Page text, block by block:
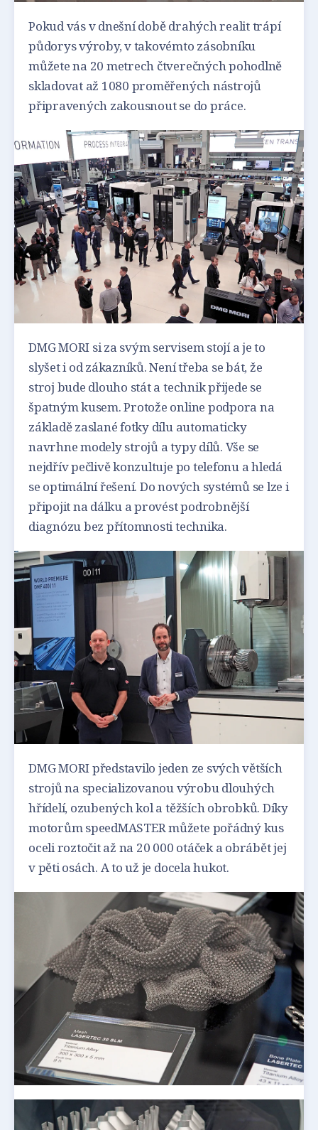
Pokud vás v dnešní době drahých realit trápí
půdorys výroby, v takovémto zásobníku
můžete na 20 metrech čtverečných pohodlně
skladovat až 1080 proměřených nástrojů
připravených zakousnout se do práce.
DMG MORI si za svým servisem stojí a je to
slyšet i od zákazníků. Není třeba se bát, že
stroj bude dlouho stát a technik přijede se
špatným kusem. Protože online podpora na
základě zaslané fotky dílu automaticky
navrhne modely strojů a typy dílů. Vše se
nejdřív pečlivě konzultuje po telefonu a hledá
se optimální řešení. Do nových systémů se lze i
připojit na dálku a provést podrobnější
diagnózu bez přítomnosti technika.
DMG MORI představilo jeden ze svých větších
strojů na specializovanou výrobu dlouhých
hřídelí, ozubených kol a těžších obrobků. Díky
motorům speedMASTER můžete pořádný kus
oceli roztočit až na 20 000 otáček a obrábět jej
v pěti osách. A to už je docela hukot.